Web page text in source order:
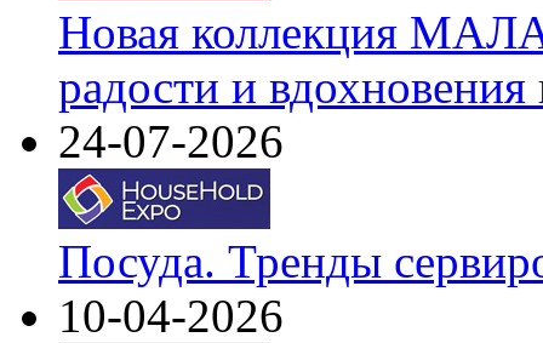
Новая коллекция
радости и
24-07-2026
Посуда. Тренды
10-04-2026